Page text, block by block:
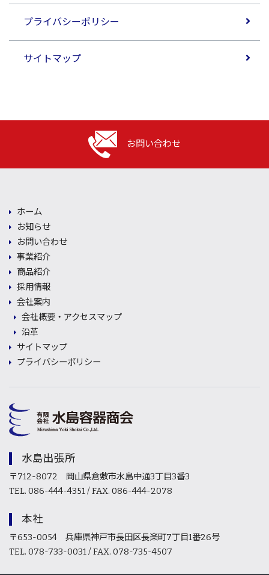
プライバシーポリシー
サイトマップ
お問い合わせ
ホーム
お知らせ
お問い合わせ
事業紹介
商品紹介
採用情報
会社案内
会社概要・アクセスマップ
沿革
サイトマップ
プライバシーポリシー
水島出張所
〒712-8072 岡山県倉敷市水島中通3丁目3番3
TEL. 086-444-4351 / FAX. 086-444-2078
本社
〒653-0054 兵庫県神戸市長田区長楽町7丁目1番26号
TEL. 078-733-0031 / FAX. 078-735-4507